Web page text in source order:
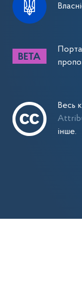
Весь
інше.